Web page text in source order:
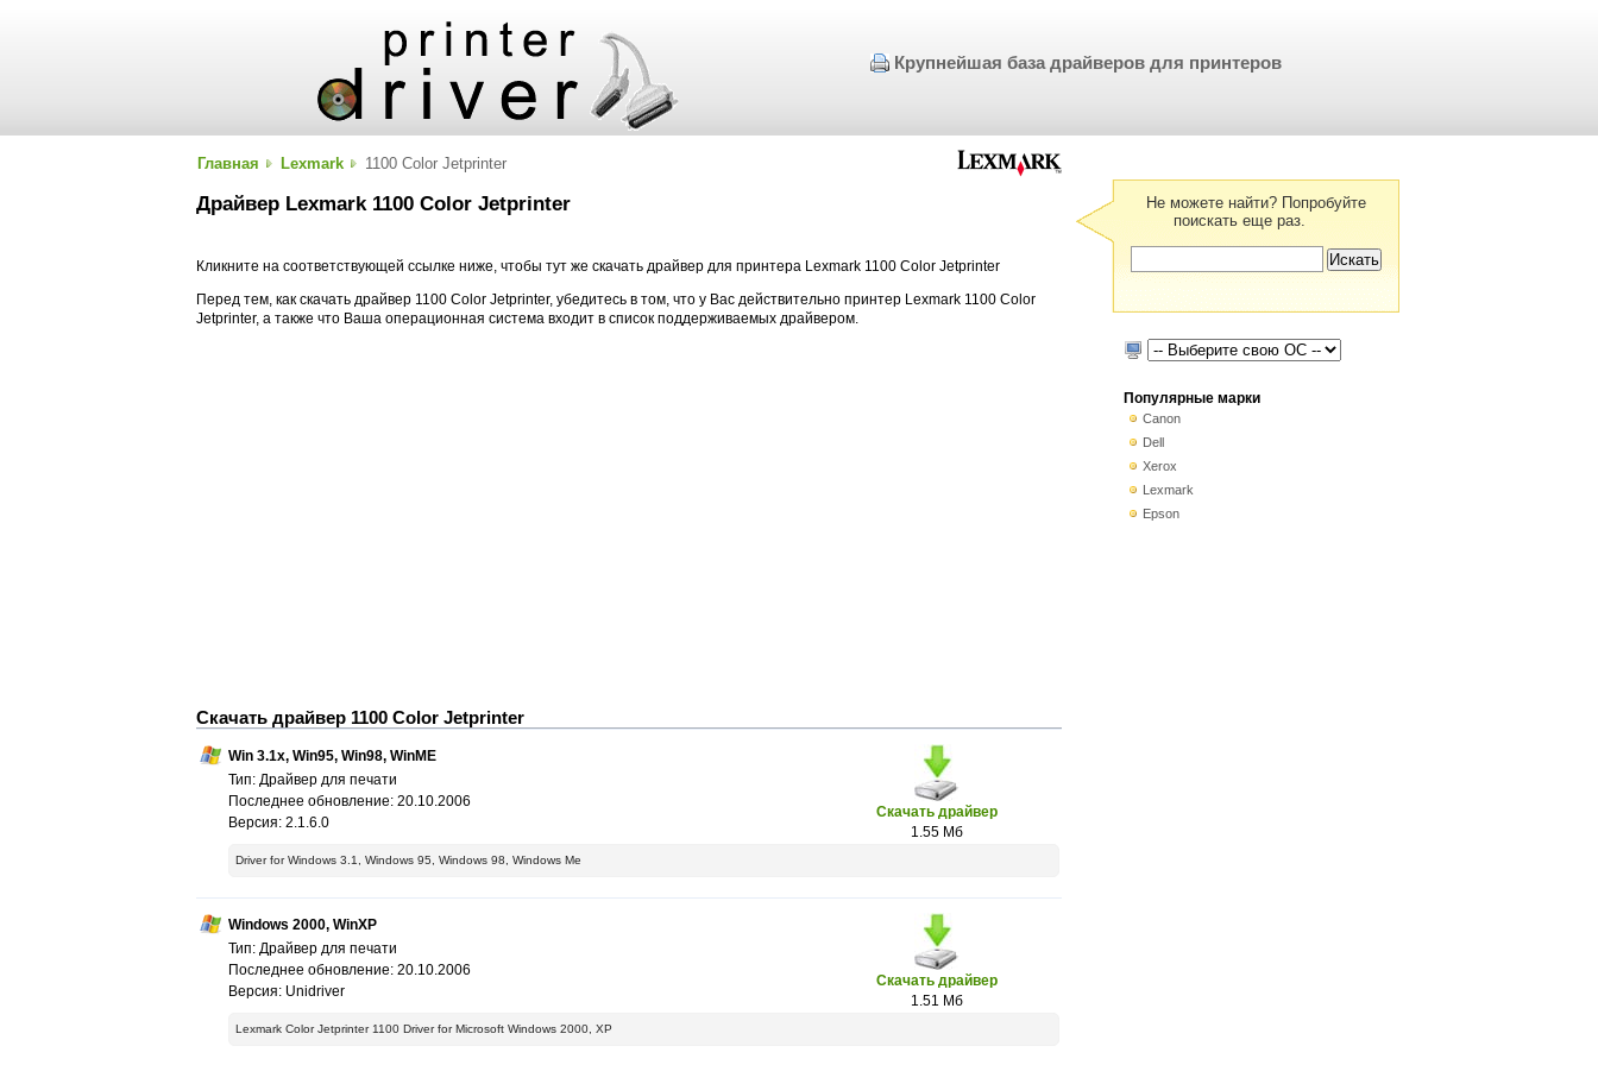
Крупнейшая база драйверов для принтеров
Главная Lexmark 1100 Color Jetprinter
Драйвер Lexmark 1100 Color Jetprinter
Кликните на соответствующей ссылке ниже, чтобы тут же скачать драйвер для принтера Lexmark 1100 Color Jetprinter
Перед тем, как скачать драйвер 1100 Color Jetprinter, убедитесь в том, что у Вас действительно принтер Lexmark 1100 Color
Jetprinter, а также что Ваша операционная система входит в список поддерживаемых драйвером.
Скачать драйвер 1100 Color Jetprinter
Скачать драйвер
1.55 Мб
Win 3.1x, Win95, Win98, WinME
Тип: Драйвер для печати
Последнее обновление: 20.10.2006
Версия: 2.1.6.0
Driver for Windows 3.1, Windows 95, Windows 98, Windows Me
Скачать драйвер
1.51 Мб
Windows 2000, WinXP
Тип: Драйвер для печати
Последнее обновление: 20.10.2006
Версия: Unidriver
Lexmark Color Jetprinter 1100 Driver for Microsoft Windows 2000, XP
Не можете найти? Попробуйте
поискать еще раз.
Популярные марки
Canon
Dell
Xerox
Lexmark
Epson